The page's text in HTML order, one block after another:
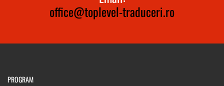
office@toplevel-traduceri.ro
PROGRAM